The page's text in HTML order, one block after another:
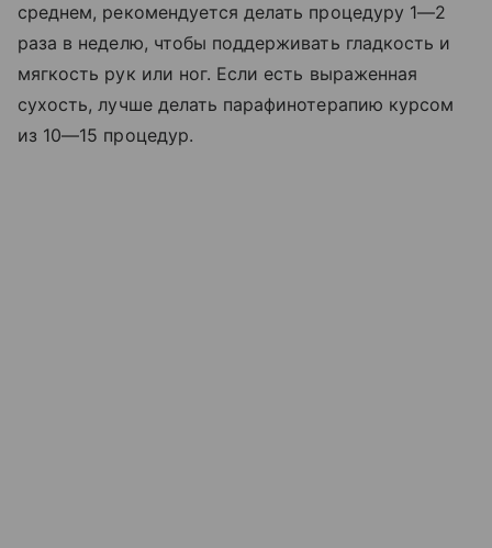
среднем, рекомендуется делать процедуру 1—2
раза в неделю, чтобы поддерживать гладкость и
мягкость рук или ног. Если есть выраженная
сухость, лучше делать парафинотерапию курсом
из 10—15 процедур.